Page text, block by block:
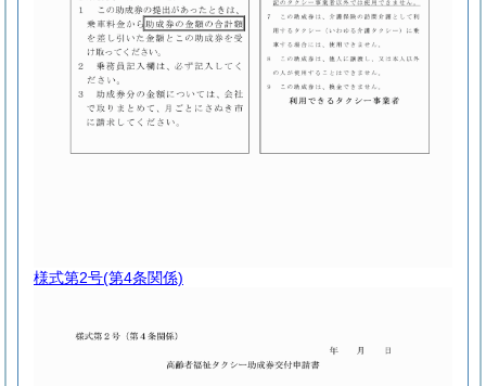
様式第2号(第4条関係)